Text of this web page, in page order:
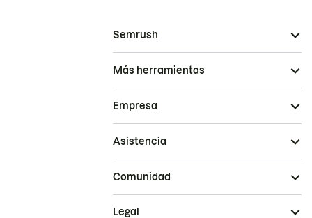
Semrush
Más herramientas
Empresa
Asistencia
Comunidad
Legal